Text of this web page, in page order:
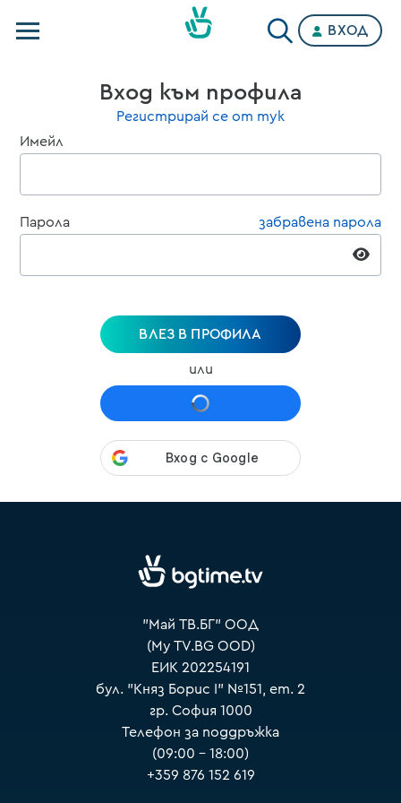
Категории
ВХОД
Вход към профила
Регистрирай се от тук
Имейл
Парола забравена парола
ВЛЕЗ В ПРОФИЛА
или
"Май ТВ.БГ" ООД
(My TV.BG OOD)
ЕИК 202254191
бул. "Княз Борис I" №151, ет. 2
гр. София 1000
Телефон за поддръжка
(09:00 – 18:00)
+359 876 152 619